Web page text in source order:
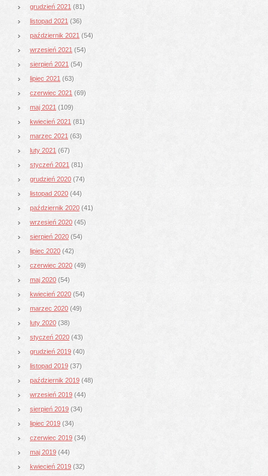
grudzień 2021 (81)
listopad 2021 (36)
październik 2021 (54)
wrzesień 2021 (54)
sierpień 2021 (54)
lipiec 2021 (63)
czerwiec 2021 (69)
maj 2021 (109)
kwiecień 2021 (81)
marzec 2021 (63)
luty 2021 (67)
styczeń 2021 (81)
grudzień 2020 (74)
listopad 2020 (44)
październik 2020 (41)
wrzesień 2020 (45)
sierpień 2020 (54)
lipiec 2020 (42)
czerwiec 2020 (49)
maj 2020 (54)
kwiecień 2020 (54)
marzec 2020 (49)
luty 2020 (38)
styczeń 2020 (43)
grudzień 2019 (40)
listopad 2019 (37)
październik 2019 (48)
wrzesień 2019 (44)
sierpień 2019 (34)
lipiec 2019 (34)
czerwiec 2019 (34)
maj 2019 (44)
kwiecień 2019 (32)